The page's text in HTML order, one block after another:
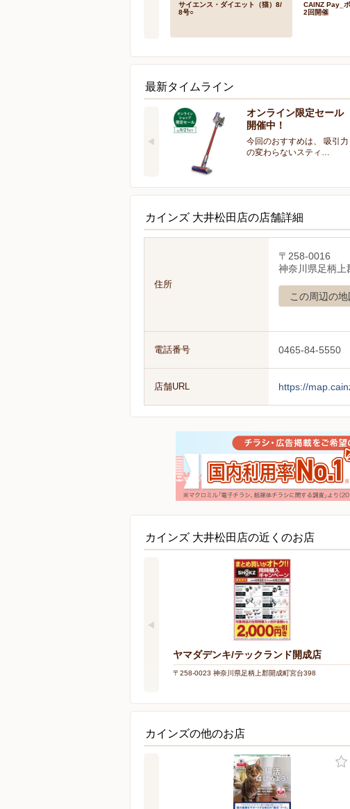
サイエンス・ダイエット（猫）8/
8号○
CAINZ Pay_
2回開催
最新タイムライン
オンライン限定セール
開催中！
今回のおすすめは、 吸引力
の変わらないスティ…
カインズ 大井松田店の店舗詳細
住所
〒258-0016
神奈川県足柄上
この周辺の
電話番号 0465-84-5550
店舗URL https://
カインズ 大井松田店の近くのお店
ヤマダデンキ/テックランド開成店
〒258-0023 神奈川県足柄上郡開成町宮台398
カインズの他のお店